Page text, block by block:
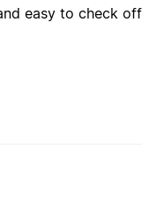
easy to check